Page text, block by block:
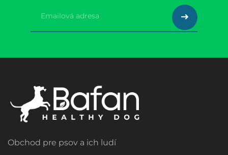
Obchod pre psov a ich ludí